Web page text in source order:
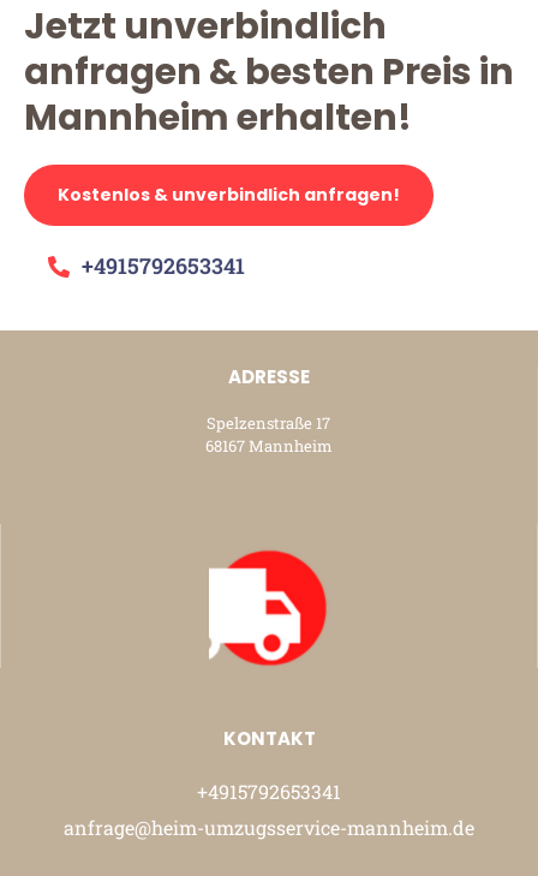
Jetzt unverbindlich
anfragen & besten Preis in
Mannheim erhalten!
Kostenlos & unverbindlich anfragen!
+4915792653341
ADRESSE
Spelzenstraße 17
68167 Mannheim
KONTAKT
+4915792653341
anfrage@heim-umzugsservice-mannheim.de